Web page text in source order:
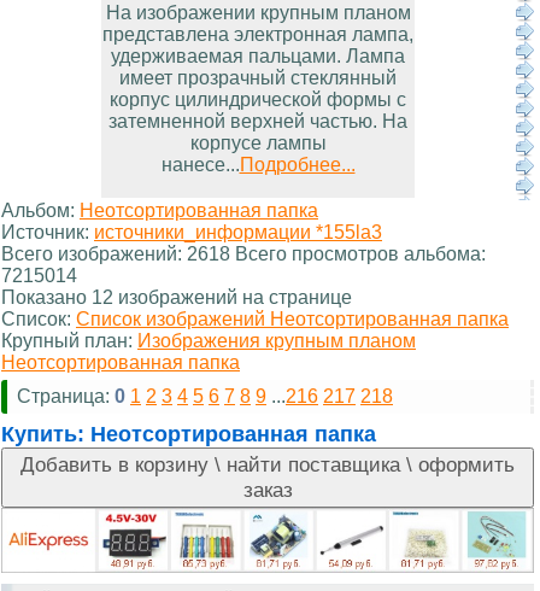
На изображении крупным планом
представлена электронная лампа,
удерживаемая пальцами. Лампа
имеет прозрачный стеклянный
корпус цилиндрической формы с
затемненной верхней частью. На
корпусе лампы
нанесе...Подробнее...
Альбом: Неотсортированная папка
Источник: источники_информации *155la3
Всего изображений: 2618 Всего просмотров альбома:
7215014
Показано 12 изображений на странице
Список: Список изображений Неотсортированная папка
Крупный план: Изображения крупным планом
Неотсортированная папка
Страница: 0 1 2 3 4 5 6 7 8 9 ...216 217 218
Купить: Неотсортированная папка